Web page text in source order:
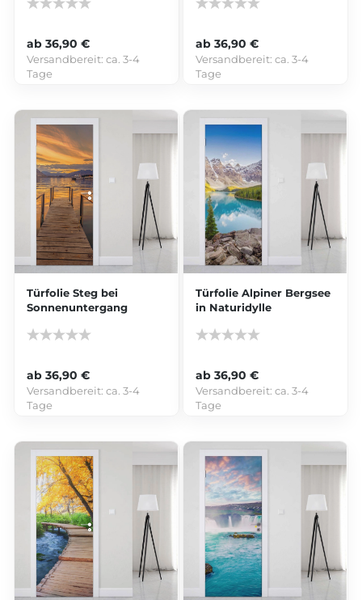
ab 36,90 €
Versandbereit:ca. 3-4
Tage
ab 36,90 €
Versandbereit:ca. 3-4
Tage
Türfolie Steg bei
Sonnenuntergang
ab 36,90 €
Versandbereit:ca. 3-4
Tage
Türfolie Alpiner Bergsee
in Naturidylle
ab 36,90 €
Versandbereit:ca. 3-4
Tage